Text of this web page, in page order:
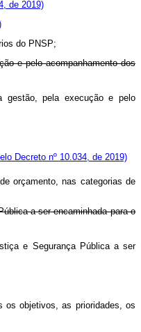
de 2019)
do PNSP;
e pelo acompanhamento dos
gestão, pela execução e pelo
Decreto nº 10.034, de 2019)
orçamento, nas categorias de
a ser encaminhada para o
e Segurança Pública a ser
os objetivos, as prioridades, os